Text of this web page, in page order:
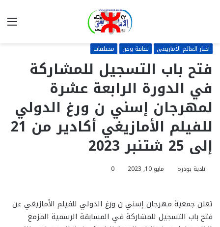
أخبار العالم الأمازيغي ثقافة وفن مختلفات
فتح باب التسجيل للمشاركة
في الدورة الرابعة عشرة
لمهرجان إسني ن ورغ الدولي
للفيلم الأمازيغي أكادير من 21
إلى 25 شتنبر 2023
نادية بودرة مايو 10, 2023 0
تعلن جمعية مهرجان إسني ن ورغ الدولي للفيلم الأمازيغي عن
فتح باب التسجيل للمشاركة في المسابقة الرسمية المزمع